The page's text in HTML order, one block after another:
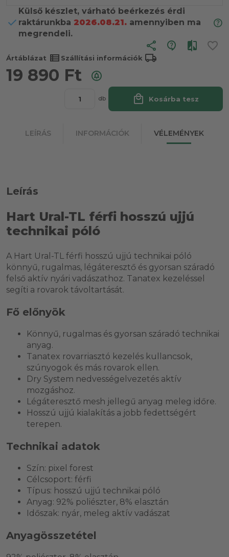
Külső készlet, várható beérkezés érdi
raktárunkba 2026.08.21. amennyiben ma
megrendeli.
share
Ártáblázat view_list Szállítási információk local_shipping
19 890 Ft
db local_mall Kosárba tesz
LEÍRÁS INFORMÁCIÓK VÉLEMÉNYEK
Leírás
Hart Ural-TL férfi hosszú ujjú
technikai póló
A Hart Ural-TL férfi hosszú ujjú technikai póló
könnyű, rugalmas, légáteresztő és gyorsan száradó
felső aktív nyári vadászathoz. Tanatex kezeléssel
segíti a rovarok távoltartását.
Fő előnyök
Könnyű, rugalmas és gyorsan száradó technikai
anyag.
Tanatex rovarriasztó kezelés kullancsok,
szúnyogok és más rovarok ellen.
Dry System nedvességelvezetés aktív
mozgáshoz.
Légáteresztő mesh jellegű anyag meleg időre.
Hosszú ujjú kialakítás a jobb fedettségért
terepen.
Technikai adatok
Szín: pixel forest
Célcsoport: férfi
Típus: hosszú ujjú technikai póló
Anyag: 92% poliészter, 8% elasztán
Időszak: nyár, meleg aktív vadászat
Anyagösszetétel